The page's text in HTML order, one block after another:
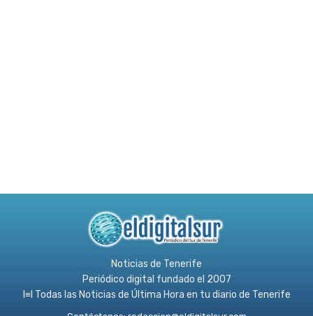
Noticias de Tenerife
Periódico digital fundado el 2007
l≡l Todas las Noticias de Última Hora en tu diario de Tenerife